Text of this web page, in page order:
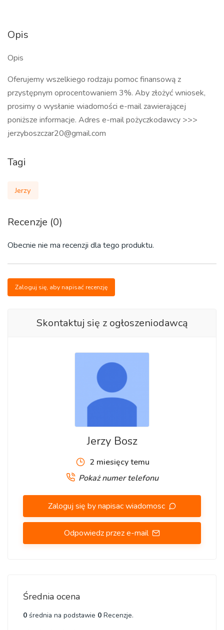
Opis
Opis
Oferujemy wszelkiego rodzaju pomoc finansową z
przystępnym oprocentowaniem 3%. Aby złożyć wniosek,
prosimy o wysłanie wiadomości e-mail zawierającej
poniższe informacje. Adres e-mail pożyczkodawcy >>>
jerzyboszczar20@gmail.com
Tagi
Jerzy
Recenzje (0)
Obecnie nie ma recenzji dla tego produktu.
Zaloguj się, aby napisać recenzję
Skontaktuj się z ogłoszeniodawcą
Jerzy Bosz
2 miesięcy temu
Pokaż numer telefonu
Zaloguj się by napisac wiadomosc
Odpowiedz przez e-mail
Średnia ocena
0 średnia na podstawie 0 Recenzje.